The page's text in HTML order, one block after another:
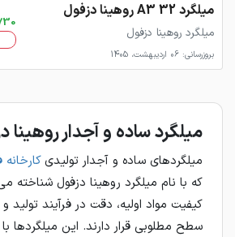
میلگرد 32 A3 روهینا دزفول
میلگرد روهینا دزفول
بروزرسانی: 06 اردیبهشت، 1405
میلگرد ساده و آجدار روهینا
میلگردهای ساده و آجدار تولیدی
که با نام میلگرد روهینا دزفول شناخته
کیفیت مواد اولیه، دقت در فرآیند
سطح مطلوبی قرار دارند. این میلگردها